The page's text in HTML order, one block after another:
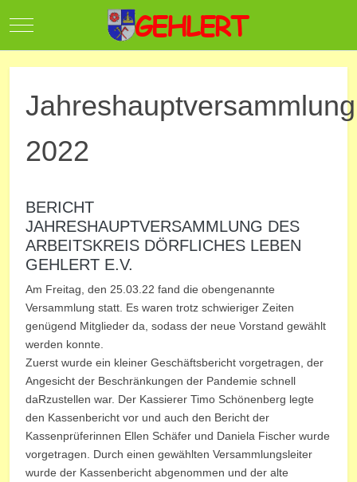
Mobile Menu Toggle
Jahreshauptversammlung
2022
BERICHT
JAHRESHAUPTVERSAMMLUNG DES
ARBEITSKREIS DÖRFLICHES LEBEN
GEHLERT E.V.
Am Freitag, den 25.03.22 fand die obengenannte
Versammlung statt. Es waren trotz schwieriger Zeiten
genügend Mitglieder da, sodass der neue Vorstand gewählt
werden konnte.
Zuerst wurde ein kleiner Geschäftsbericht vorgetragen, der
Angesicht der Beschränkungen der Pandemie schnell
daRzustellen war. Der Kassierer Timo Schönenberg legte
den Kassenbericht vor und auch den Bericht der
Kassenprüferinnen Ellen Schäfer und Daniela Fischer wurde
vorgetragen. Durch einen gewählten Versammlungsleiter
wurde der Kassenbericht abgenommen und der alte